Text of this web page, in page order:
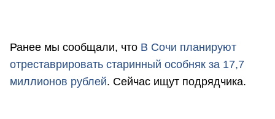
Ранее мы сообщали, что В Сочи планируют
отреставрировать старинный особняк за 17,7
миллионов рублей. Сейчас ищут подрядчика.